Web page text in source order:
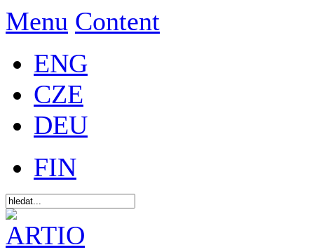
Menu Content
ENG
CZE
DEU
FIN